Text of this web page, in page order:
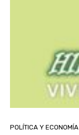
POLÍTICA Y ECONOMÍA